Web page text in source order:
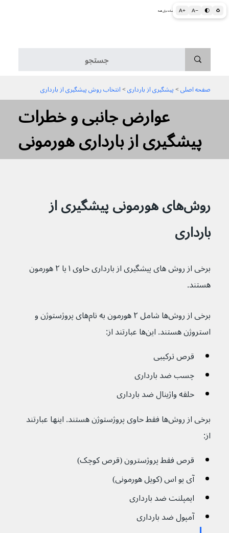
A+ A− 🌓 ♻ اطلاعات پزشکی و بهداشتی به زبان ساده برای همه
صفحه اصلی > پیشگیری از بارداری > انتخاب روش پیشگیری از بارداری
عوارض جانبی و خطرات
پیشگیری از بارداری هورمونی
روش‌های هورمونی پیشگیری از
بارداری
برخی از روش های پیشگیری از بارداری حاوی ۱ یا ۲ هورمون
هستند.
برخی از روش‌ها شامل ۲ هورمون به نام‌های پروژستوژن و
استروژن هستند. این‌ها عبارتند از:
قرص ترکیبی
چسب ضد بارداری
حلقه واژینال ضد بارداری
برخی از روش‌ها فقط حاوی پروژستوژن هستند. اینها عبارتند
از:
قرص فقط پروژسترون (قرص کوچک)
آی یو اس (کویل هورمونی)
ایمپلنت ضد بارداری
آمپول ضد بارداری